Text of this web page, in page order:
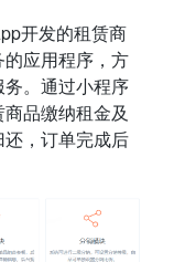
开发的租赁商
应用程序，方
。通过小程序
品缴纳租金及
，订单完成后